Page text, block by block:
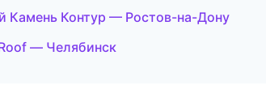
Камень Контур — Ростов-на-Дону
— Челябинск